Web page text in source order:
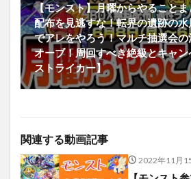
【モンスト】月曜からやること
配布を見逃すな！転界の遺跡の
でアレをやろう！マルチ抽選会
オーブ！周回すべき絶級とキャ
ストライカー】
関連する動画記事
2022年11月